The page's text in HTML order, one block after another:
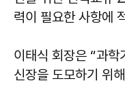
력이 필요한 사항에
이태식 회장은 “과학
신장을 도모하기 위